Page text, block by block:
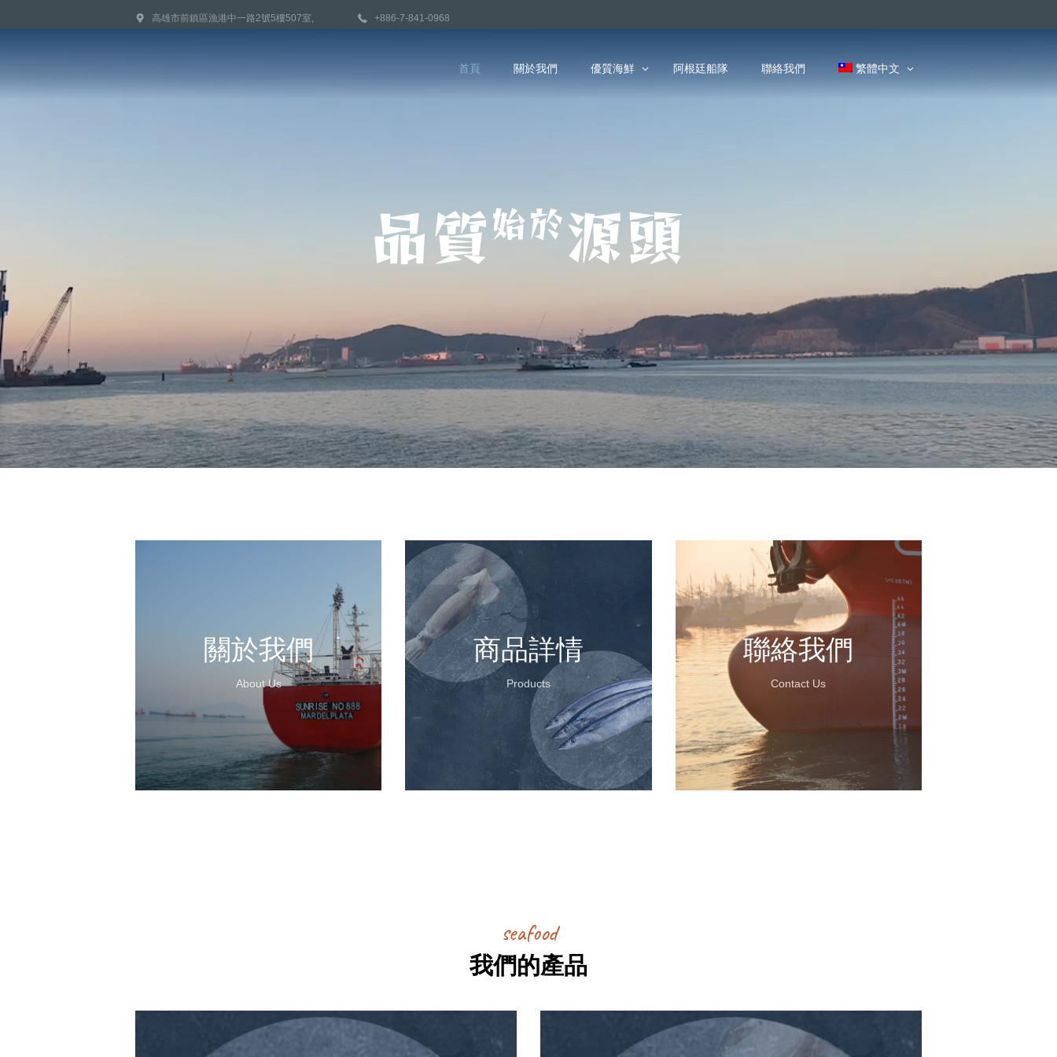
高雄市前鎮區漁港中一路2號5樓507室, +886-7-841-0968
首頁 關於我們 優質海鮮 阿根廷船隊 聯絡我們 繁體中文
品質始於源頭
關於我們
About Us
商品詳情
Products
聯絡我們
Contact Us
seafood
我們的產品